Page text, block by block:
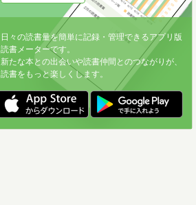
日々の読書量を簡単に記録・管理できるアプリ版
読書メーターです。
新たな本との出会いや読書仲間とのつながりが、
読書をもっと楽しくします。